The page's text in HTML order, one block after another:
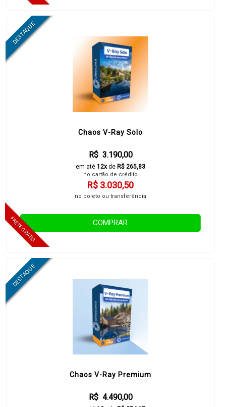
Chaos V-Ray Solo
R$ 3.190,00
em até 12xde R$ 265,83
no cartão de crédito
R$ 3.030,50
no boleto ou transferência
COMPRAR
Chaos V-Ray Premium
R$ 4.490,00